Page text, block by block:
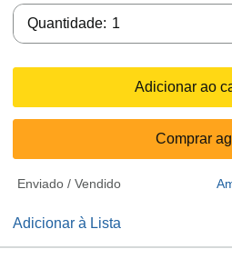
Quantidade: 1
Adicionar ao
Comprar
Enviado / Vendido
Adicionar à Lista